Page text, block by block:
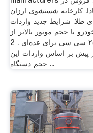
کارخانه شستشوی ارزان
طلا. شرایط جدید واردات
با حجم موتور بالاتر از
۲۵۰۰ سی سی برای عده‌ای . 2
پیش بر اساس واردات این
حجم دستگاه ...